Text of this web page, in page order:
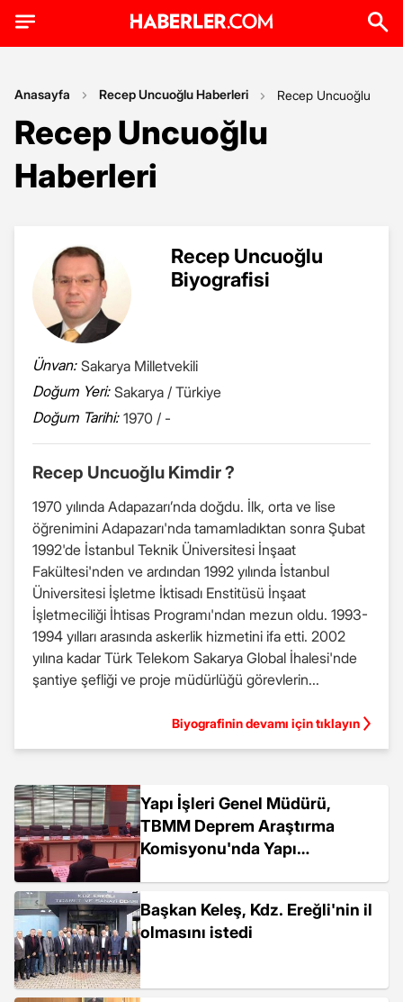
Anasayfa Recep Uncuoğlu Haberleri Recep Uncuoğlu
Recep Uncuoğlu
Haberleri
Recep Uncuoğlu
Biyografisi
Ünvan: Sakarya Milletvekili
Doğum Yeri: Sakarya / Türkiye
Doğum Tarihi: 1970 / -
Recep Uncuoğlu Kimdir ?
1970 yılında Adapazarı’nda doğdu. İlk, orta ve lise
öğrenimini Adapazarı'nda tamamladıktan sonra Şubat
1992'de İstanbul Teknik Üniversitesi İnşaat
Fakültesi'nden ve ardından 1992 yılında İstanbul
Üniversitesi İşletme İktisadı Enstitüsü İnşaat
İşletmeciliği İhtisas Programı'ndan mezun oldu. 1993-
1994 yılları arasında askerlik hizmetini ifa etti. 2002
yılına kadar Türk Telekom Sakarya Global İhalesi'nde
şantiye şefliği ve proje müdürlüğü görevlerin...
Biyografinin devamı için tıklayın
Yapı İşleri Genel Müdürü,
TBMM Deprem Araştırma
Komisyonu'nda Yapı
Başkan Keleş, Kdz. Ereğli'nin il
olmasını istedi